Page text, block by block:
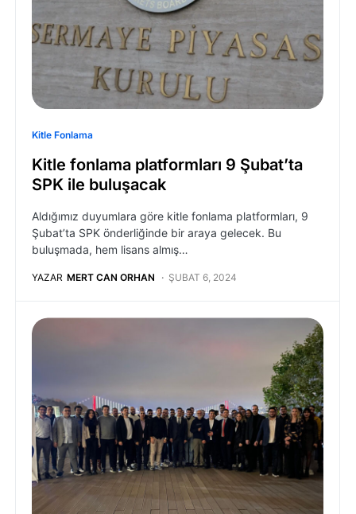
Kitle Fonlama
Kitle fonlama platformları 9 Şubat’ta
SPK ile buluşacak
Aldığımız duyumlara göre kitle fonlama platformları, 9
Şubat’ta SPK önderliğinde bir araya gelecek. Bu
buluşmada, hem lisans almış…
YAZAR MERT CAN ORHAN ŞUBAT 6, 2024